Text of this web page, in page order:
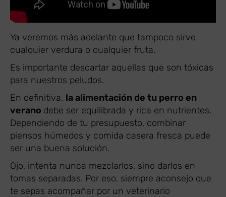
Ya veremos más adelante que tampoco sirve
cualquier verdura o cualquier fruta.
Es importante descartar aquellas que son tóxicas
para nuestros peludos.
En definitiva, la alimentación de tu perro en
verano debe ser equilibrada y rica en nutrientes.
Dependiendo de tu presupuesto, combinar
piensos húmedos y comida casera fresca puede
ser una buena solución.
Ojo, intenta nunca mezclarlos, sino darlos en
tomas separadas. Por eso, siempre aconsejo que
te sepas acompañar por un veterinario